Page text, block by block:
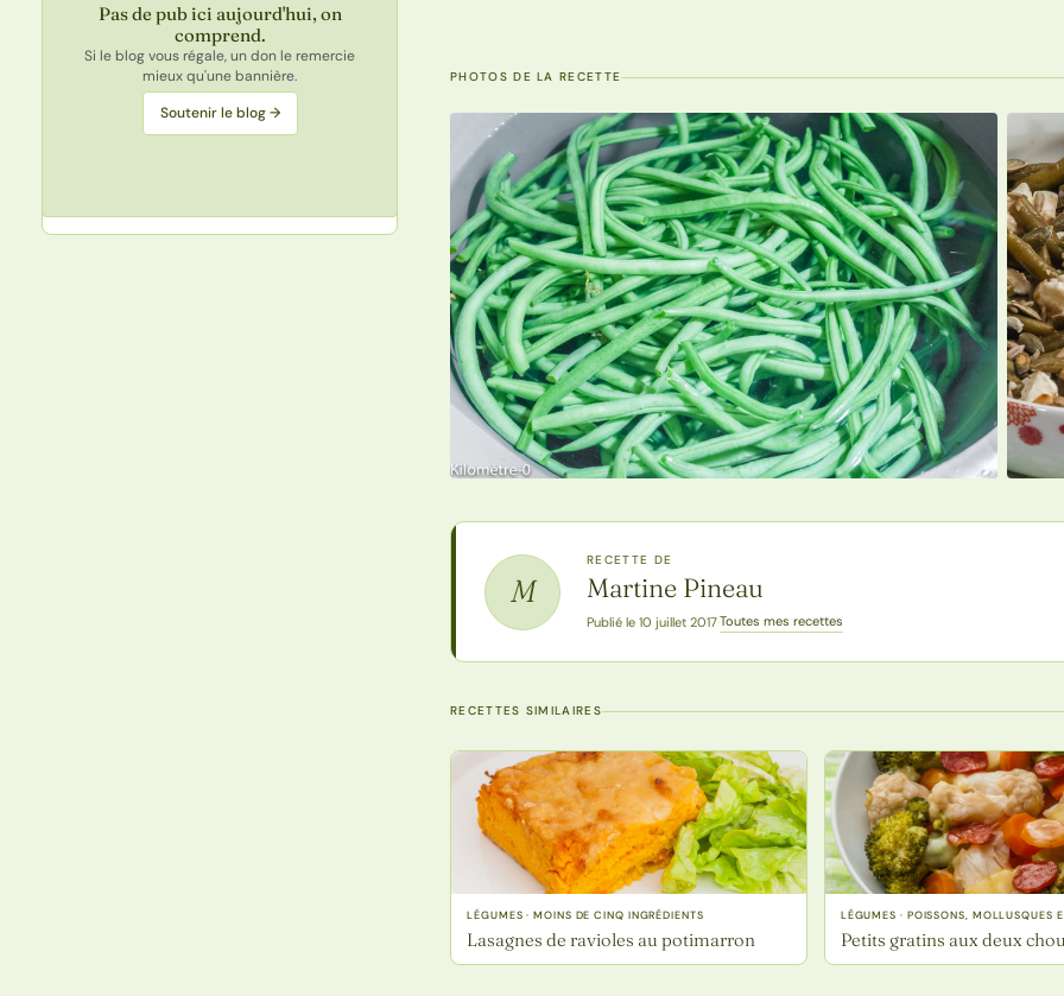
Pas de pub ici aujourd'hui, on
comprend.
Si le blog vous régale, un don le remercie
mieux qu'une bannière.
Soutenir le blog →
PHOTOS DE LA RECETTE
M
RECETTE DE
Martine Pineau
Publié le 10 juillet 2017·Toutes mes recettes
RECETTES SIMILAIRES
LÉGUMES · MOINS DE CINQ INGRÉDIENTS
Lasagnes de ravioles au potimarron
LÉGUMES · POISSONS, MOLLUSQUES
Petits gratins aux deux